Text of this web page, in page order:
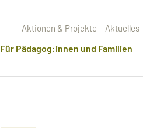
Aktionen & Projekte Aktuelles
Für Pädagog:innen und Familien